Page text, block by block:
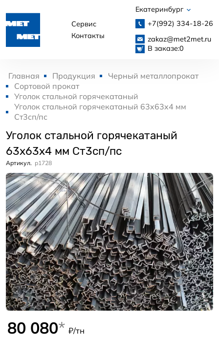
Сервис
Контакты
Екатеринбург
+7(992) 334-18-26
zakaz@met2met.ru
В заказе:0
Главная Продукция
Черный металлопрокат
Сортовой прокат
Уголок стальной горячекатаный
Уголок стальной горячекатаный 63x63x4 мм
Ст3сп/пс
Уголок стальной горячекатаный
63x63x4 мм Ст3сп/пс
Артикул. p1728
80 080* ₽/тн